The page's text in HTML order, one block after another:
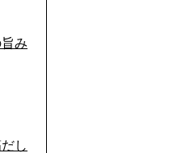
み
し